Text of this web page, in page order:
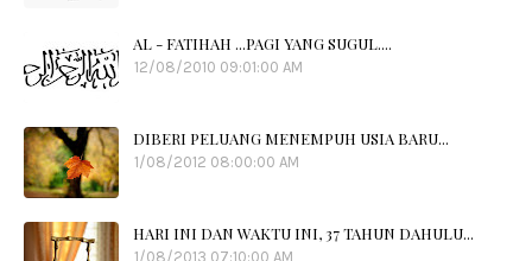
AL - FATIHAH ...PAGI YANG SUGUL....
12/08/2010 09:01:00 AM
DIBERI PELUANG MENEMPUH USIA BARU...
1/08/2012 08:00:00 AM
HARI INI DAN WAKTU INI, 37 TAHUN DAHULU...
1/08/2013 07:10:00 AM